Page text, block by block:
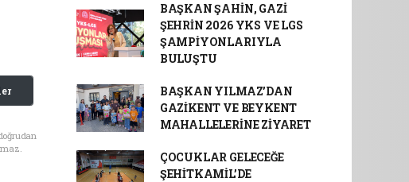
BAŞKAN ŞAHİN, GAZİ
ŞEHRİN 2026 YKS VE LGS
ŞAMPİYONLARIYLA
BULUŞTU
BAŞKAN YILMAZ’DAN
GAZİKENT VE BEYKENT
MAHALLELERİNE ZİYARET
ÇOCUKLAR GELECEĞE
ŞEHİTKAMİL’DE